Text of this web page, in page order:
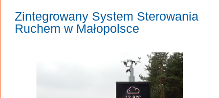
Zintegrowany System Sterowania
Ruchem w Małopolsce